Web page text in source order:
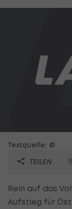
Textquelle: ©
TEILEN
Rein auf das
Aufstieg für